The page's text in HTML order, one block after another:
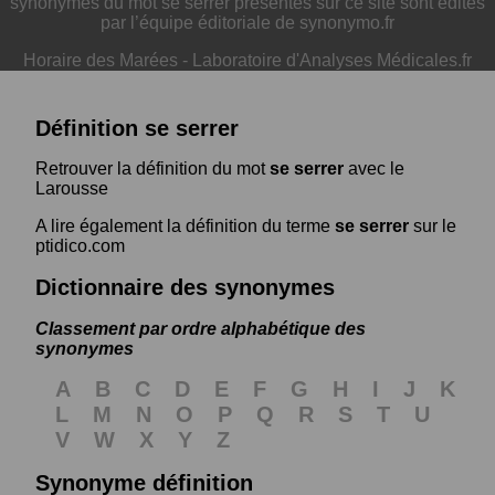
par l’équipe éditoriale de synonymo.fr
Horaire des Marées - Laboratoire d'Analyses Médicales.fr
Définition se serrer
Retrouver la définition du motse serrer avec le
Larousse
A lire également la définition du terme se serrer sur le
ptidico.com
Dictionnaire des synonymes
Classement par ordre alphabétique des
synonymes
A B C D E F G H I J
K
L
M N O P Q R S T
U
V
W X Y
Z
Synonyme définition